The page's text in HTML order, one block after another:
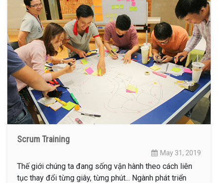
Scrum Training
May 31, 2019
Thế giới chúng ta đang sống vận hành theo cách liên
tục thay đổi từng giây, từng phút... Ngành phát triển